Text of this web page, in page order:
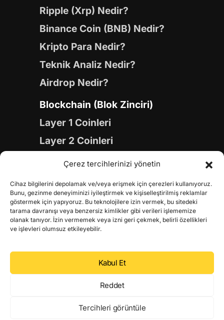
Çerez tercihlerinizi yönetin
Cihaz bilgilerini depolamak ve/veya erişmek için çerezleri kullanıyoruz.
Bunu, gezinme deneyiminizi iyileştirmek ve kişiselleştirilmiş reklamlar
göstermek için yapıyoruz. Bu teknolojilere izin vermek, bu sitedeki
tarama davranışı veya benzersiz kimlikler gibi verileri işlememize
olanak tanıyor. İzin vermemek veya izni geri çekmek, belirli özellikleri
ve işlevleri olumsuz etkileyebilir.
Kabul Et
Reddet
Tercihleri görüntüle
Ripple (Xrp) Nedir?
Binance Coin (BNB) Nedir?
Kripto Para Nedir?
Teknik Analiz Nedir?
Airdrop Nedir?
Blockchain (Blok Zinciri)
Layer 1 Coinleri
Layer 2 Coinleri
Yapay Zeka (AI) Coinleri
Gaming Coinleri
RWA Coinleri
DeFi Coinleri
DePIN Coinleri
Metaverse Coinleri
Web 3.0 Coinleri
Coin Türevleri